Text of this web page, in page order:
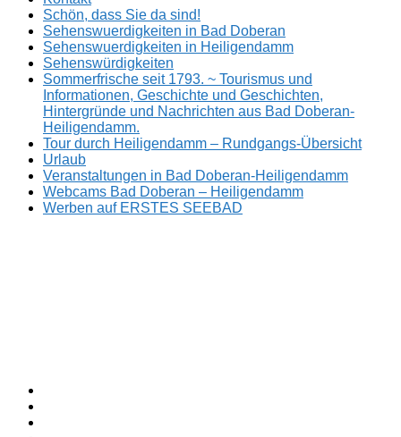
Schön, dass Sie da sind!
Sehenswuerdigkeiten in Bad Doberan
Sehenswuerdigkeiten in Heiligendamm
Sehenswürdigkeiten
Sommerfrische seit 1793. ~ Tourismus und
Informationen, Geschichte und Geschichten,
Hintergründe und Nachrichten aus Bad Doberan-
Heiligendamm.
Tour durch Heiligendamm – Rundgangs-Übersicht
Urlaub
Veranstaltungen in Bad Doberan-Heiligendamm
Webcams Bad Doberan – Heiligendamm
Werben auf ERSTES SEEBAD
ERSTES
SEEBAD
Sommerfrische
seit
1793.